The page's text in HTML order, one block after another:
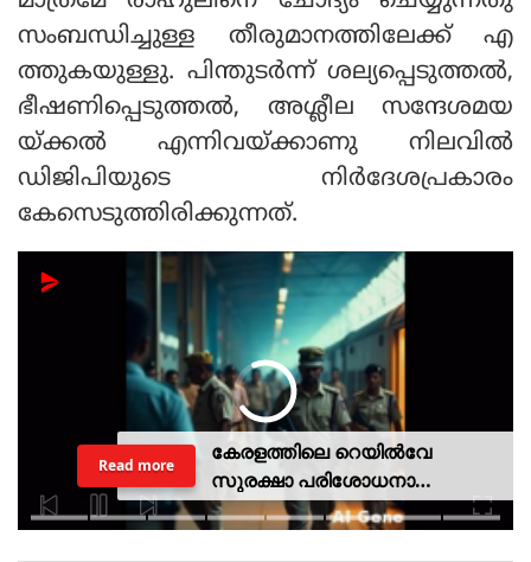
സംബന്ധിച്ചുള്ള തീരുമാനത്തിലേക്ക് എ
ത്തുകയുള്ളു. പിന്തുടര്‍ന്ന് ശല്യപ്പെടുത്തല്‍,
ഭീഷണിപ്പെടുത്തല്‍, അശ്ലീല സന്ദേശമയ
യ്ക്കല്‍ എന്നിവയ്ക്കാണു നിലവില്‍
ഡിജിപിയുടെ നിര്‍ദേശപ്രകാരം
കേസെടുത്തിരിക്കുന്നത്.
കേരളത്തിലെ റെയില്‍വേ
സുരക്ഷാ പരിശോധനാ
ദൗത്യമായ ഓപ്പറേഷന്‍
Read more